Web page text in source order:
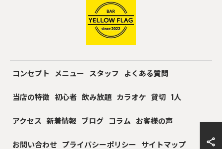
コンセプト メニュー スタッフ よくある質問
当店の特徴 初心者 飲み放題 カラオケ 貸切 1人
アクセス 新着情報 ブログ コラム お客様の声
お問い合わせ プライバシーポリシー サイトマップ